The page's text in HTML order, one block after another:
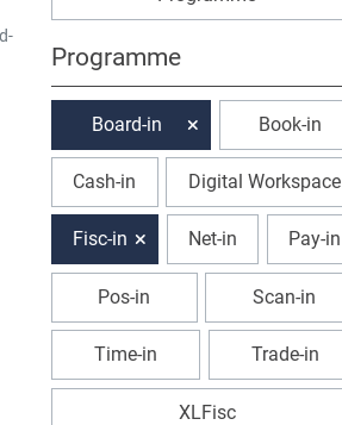
Programme
Board-in Book-in
Cash-in Digital Workspace
Fisc-in Net-in Pay-in
Pos-in Scan-in
Time-in Trade-in
XLFisc